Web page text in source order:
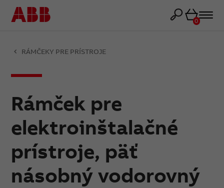
Košík
0
RÁMČEKY PRE PRÍSTROJE
Rámček pre
elektroinštalačné
prístroje, päť
násobný vodorovný